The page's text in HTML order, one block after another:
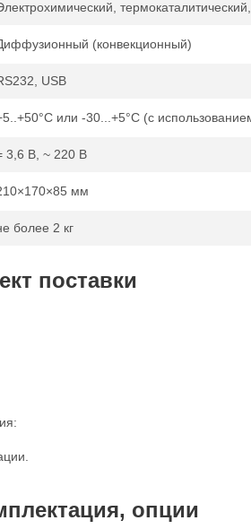
(конвекционный)
USB
или -30...+5°C (с
3,6 В, ~ 220 В
мм
более 2 кг
поставки
опции